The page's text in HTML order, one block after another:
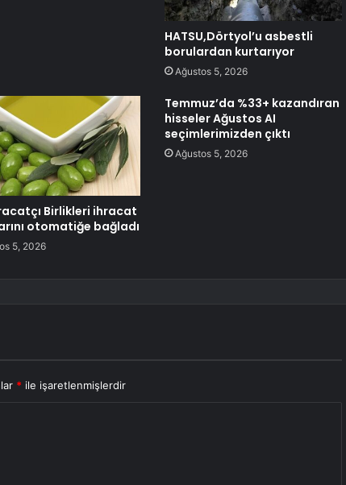
HATSU,Dörtyol’u asbestli
borulardan kurtarıyor
Ağustos 5, 2026
Birlikleri ihracat
otomatiğe bağladı
5, 2026
Temmuz’da %33+ kazandıran
hisseler Ağustos AI
seçimlerimizden çıktı
Ağustos 5, 2026
* ile işaretlenmişlerdir